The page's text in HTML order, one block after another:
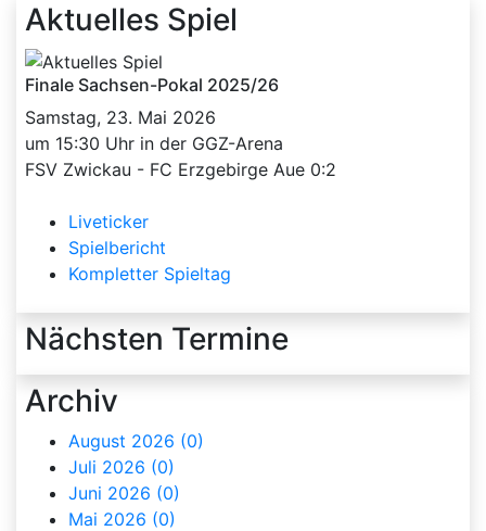
Aktuelles Spiel
Finale Sachsen-Pokal 2025/26
Samstag, 23. Mai 2026
um 15:30 Uhr in der GGZ-Arena
FSV Zwickau - FC Erzgebirge Aue 0:2
Liveticker
Spielbericht
Kompletter Spieltag
Nächsten Termine
Archiv
August 2026 (0)
Juli 2026 (0)
Juni 2026 (0)
Mai 2026 (0)